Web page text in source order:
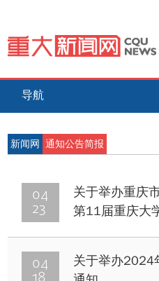
导航
新闻网 通知公告简报
04
23
关于举办重庆
第11届重庆大
04
关于举办2024